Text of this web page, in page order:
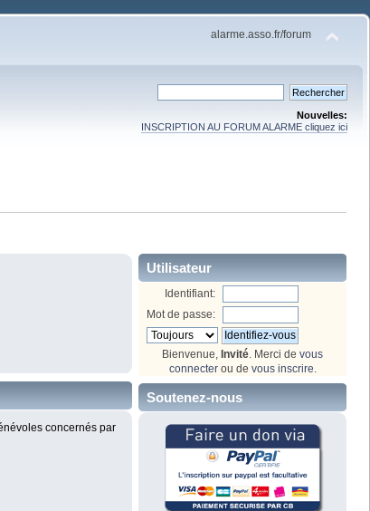
alarme.asso.fr/forum
Nouvelles:
INSCRIPTION AU FORUM ALARME cliquez ici
concernés par
Utilisateur
Identifiant:
Mot de passe:
Bienvenue, Invité . Merci de vous
connecterou de vous inscrire
Soutenez-nous